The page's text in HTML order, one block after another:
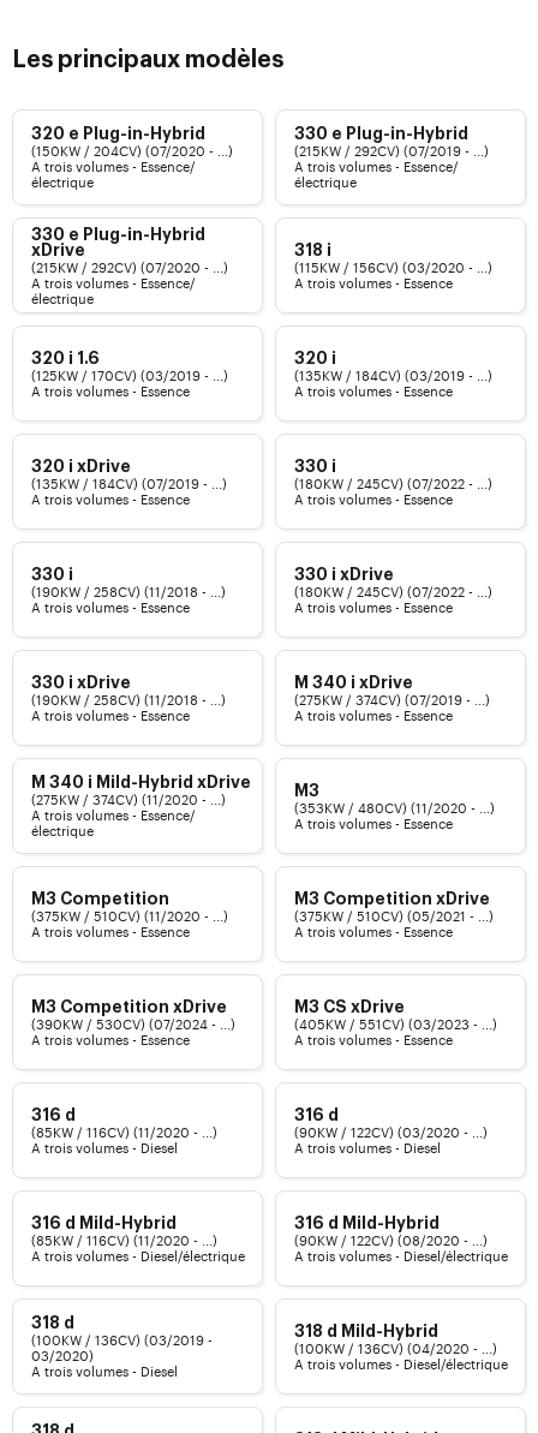
Les principaux modèles
320 e Plug-in-Hybrid
(150KW / 204CV) (07/2020 - ...)
A trois volumes - Essence/
électrique
330 e Plug-in-Hybrid
(215KW / 292CV) (07/2019 - ...)
A trois volumes - Essence/
électrique
330 e Plug-in-Hybrid
xDrive
(215KW / 292CV) (07/2020 - ...)
A trois volumes - Essence/
électrique
318 i
(115KW / 156CV) (03/2020 - ...)
A trois volumes - Essence
320 i 1.6
(125KW / 170CV) (03/2019 - ...)
A trois volumes - Essence
320 i
(135KW / 184CV) (03/2019 - ...)
A trois volumes - Essence
320 i xDrive
(135KW / 184CV) (07/2019 - ...)
A trois volumes - Essence
330 i
(180KW / 245CV) (07/2022 - ...)
A trois volumes - Essence
330 i
(190KW / 258CV) (11/2018 - ...)
A trois volumes - Essence
330 i xDrive
(180KW / 245CV) (07/2022 - ...)
A trois volumes - Essence
330 i xDrive
(190KW / 258CV) (11/2018 - ...)
A trois volumes - Essence
M 340 i xDrive
(275KW / 374CV) (07/2019 - ...)
A trois volumes - Essence
M 340 i Mild-Hybrid xDrive
(275KW / 374CV) (11/2020 - ...)
A trois volumes - Essence/
électrique
M3
(353KW / 480CV) (11/2020 - ...)
A trois volumes - Essence
M3 Competition
(375KW / 510CV) (11/2020 - ...)
A trois volumes - Essence
M3 Competition xDrive
(375KW / 510CV) (05/2021 - ...)
A trois volumes - Essence
M3 Competition xDrive
(390KW / 530CV) (07/2024 - ...)
A trois volumes - Essence
M3 CS xDrive
(405KW / 551CV) (03/2023 - ...)
A trois volumes - Essence
316 d
(85KW / 116CV) (11/2020 - ...)
A trois volumes - Diesel
316 d
(90KW / 122CV) (03/2020 - ...)
A trois volumes - Diesel
316 d Mild-Hybrid
(85KW / 116CV) (11/2020 - ...)
A trois volumes - Diesel/électrique
316 d Mild-Hybrid
(90KW / 122CV) (08/2020 - ...)
A trois volumes - Diesel/électrique
318 d
(100KW / 136CV) (03/2019 -
03/2020)
A trois volumes - Diesel
318 d Mild-Hybrid
(100KW / 136CV) (04/2020 - ...)
A trois volumes - Diesel/électrique